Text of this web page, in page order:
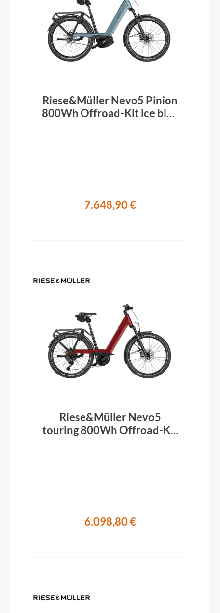
Riese&Müller Nevo5 Pinion
800Wh Offroad-Kit ice blue
7.648,90 €
Riese&Müller Nevo5
touring 800Wh Offroad-Kit
6.098,80 €